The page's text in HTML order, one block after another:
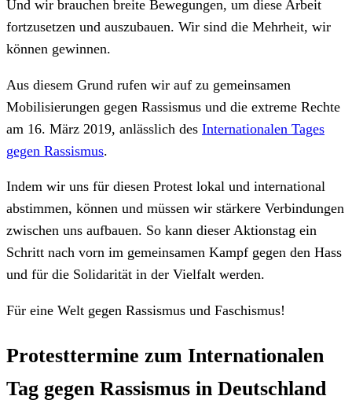
Und wir brauchen breite Bewegungen, um diese Arbeit
fortzusetzen und auszubauen. Wir sind die Mehrheit, wir
können gewinnen.
Aus diesem Grund rufen wir auf zu gemeinsamen
Mobilisierungen gegen Rassismus und die extreme Rechte
am 16. März 2019, anlässlich des Internationalen Tages
gegen Rassismus.
Indem wir uns für diesen Protest lokal und international
abstimmen, können und müssen wir stärkere Verbindungen
zwischen uns aufbauen. So kann dieser Aktionstag ein
Schritt nach vorn im gemeinsamen Kampf gegen den Hass
und für die Solidarität in der Vielfalt werden.
Für eine Welt gegen Rassismus und Faschismus!
Protesttermine zum Internationalen
Tag gegen Rassismus in Deutschland